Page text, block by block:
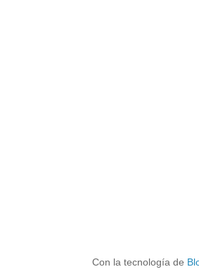
Con la tecnología de